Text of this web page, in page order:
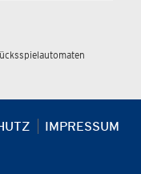
IMPRESSUM